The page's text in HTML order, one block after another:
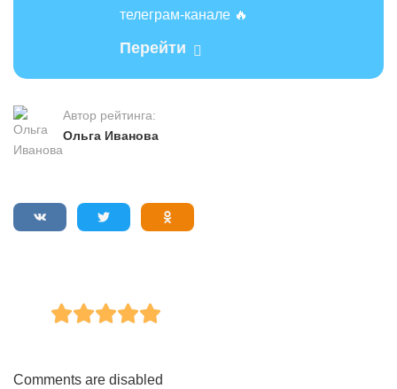
телеграм-канале 🔥
Перейти
Автор рейтинга:
Ольга Иванова
Comments are disabled